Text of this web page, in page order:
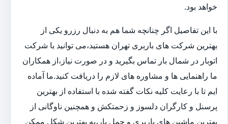
خواهد بود.
با این تفاصیل اگر چنانچه شما هم به دنبال رزرو یکی از
بهترین شرکت های باربری تهران هستید،می توانید با شرکت
اتوبار در شمال بار تماس بگیرید و در صورت نیاز،از همکاران
ما راهنمایی ها و مشاوره های لازم را دریافت کنید.ما آماده
ایم تا با رعایت کلیه نکات گفته شده با استفاده از بهترین
پرسنل و کارگران دلسوز و زحمتکش و همچنین ناوگانی از
بهترین ماشین های باربری و حمل بار،به بهترین شکل ممکن